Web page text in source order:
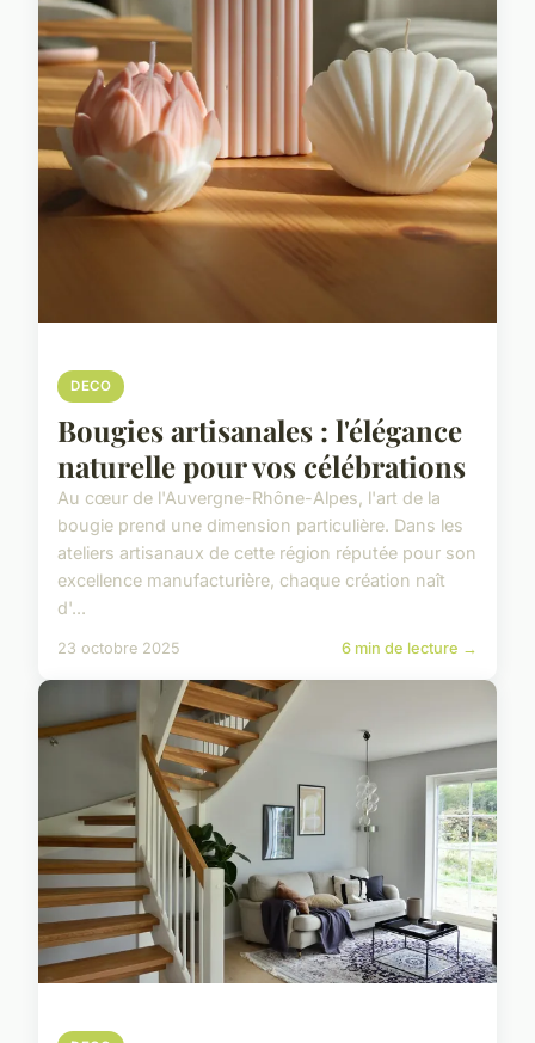
DECO
Bougies artisanales : l'élégance
naturelle pour vos célébrations
Au cœur de l'Auvergne-Rhône-Alpes, l'art de la
bougie prend une dimension particulière. Dans les
ateliers artisanaux de cette région réputée pour son
excellence manufacturière, chaque création naît
d'...
23 octobre 2025 6 min de lecture →